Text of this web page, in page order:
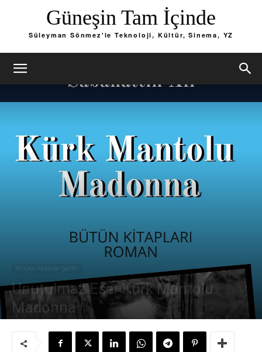
Güneşin Tam İçinde
Süleyman Sönmez'le Teknoloji, Kültür, Sinema, YZ
Kitaplar-Yazarlar-Şairler
Unutulmaz Eser Kürk Mantolu
Madonna